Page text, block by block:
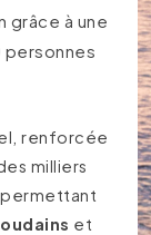
grâce à une
renforcée
milliers
et